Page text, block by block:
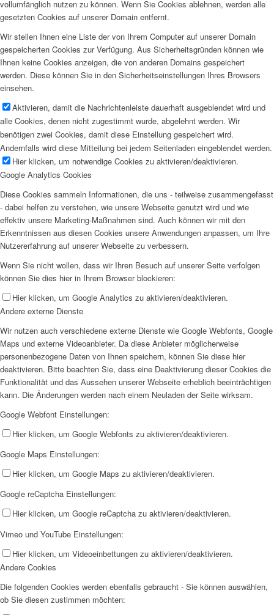
vollumfänglich nutzen zu können. Wenn Sie Cookies ablehnen, werden alle
gesetzten Cookies auf unserer Domain entfernt.
Wir stellen Ihnen eine Liste der von Ihrem Computer auf unserer Domain
gespeicherten Cookies zur Verfügung. Aus Sicherheitsgründen können wie
Ihnen keine Cookies anzeigen, die von anderen Domains gespeichert
werden. Diese können Sie in den Sicherheitseinstellungen Ihres Browsers
einsehen.
Aktivieren, damit die Nachrichtenleiste dauerhaft ausgeblendet wird und
alle Cookies, denen nicht zugestimmt wurde, abgelehnt werden. Wir
benötigen zwei Cookies, damit diese Einstellung gespeichert wird.
Andernfalls wird diese Mitteilung bei jedem Seitenladen eingeblendet werden.
Hier klicken, um notwendige Cookies zu aktivieren/deaktivieren.
Google Analytics Cookies
Diese Cookies sammeln Informationen, die uns - teilweise zusammengefasst
- dabei helfen zu verstehen, wie unsere Webseite genutzt wird und wie
effektiv unsere Marketing-Maßnahmen sind. Auch können wir mit den
Erkenntnissen aus diesen Cookies unsere Anwendungen anpassen, um Ihre
Nutzererfahrung auf unserer Webseite zu verbessern.
Wenn Sie nicht wollen, dass wir Ihren Besuch auf unserer Seite verfolgen
können Sie dies hier in Ihrem Browser blockieren:
Hier klicken, um Google Analytics zu aktivieren/deaktivieren.
Andere externe Dienste
Wir nutzen auch verschiedene externe Dienste wie Google Webfonts, Google
Maps und externe Videoanbieter. Da diese Anbieter möglicherweise
personenbezogene Daten von Ihnen speichern, können Sie diese hier
deaktivieren. Bitte beachten Sie, dass eine Deaktivierung dieser Cookies die
Funktionalität und das Aussehen unserer Webseite erheblich beeinträchtigen
kann. Die Änderungen werden nach einem Neuladen der Seite wirksam.
Google Webfont Einstellungen:
Hier klicken, um Google Webfonts zu aktivieren/deaktivieren.
Google Maps Einstellungen:
Hier klicken, um Google Maps zu aktivieren/deaktivieren.
Google reCaptcha Einstellungen:
Hier klicken, um Google reCaptcha zu aktivieren/deaktivieren.
Vimeo und YouTube Einstellungen:
Hier klicken, um Videoeinbettungen zu aktivieren/deaktivieren.
Andere Cookies
Die folgenden Cookies werden ebenfalls gebraucht - Sie können auswählen,
ob Sie diesen zustimmen möchten: